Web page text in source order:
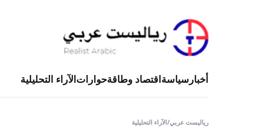
أخبار سياسةاقتصاد وطاقةحواراتالآراء التحليلية
رياليست عربي/الآراء التحليلية